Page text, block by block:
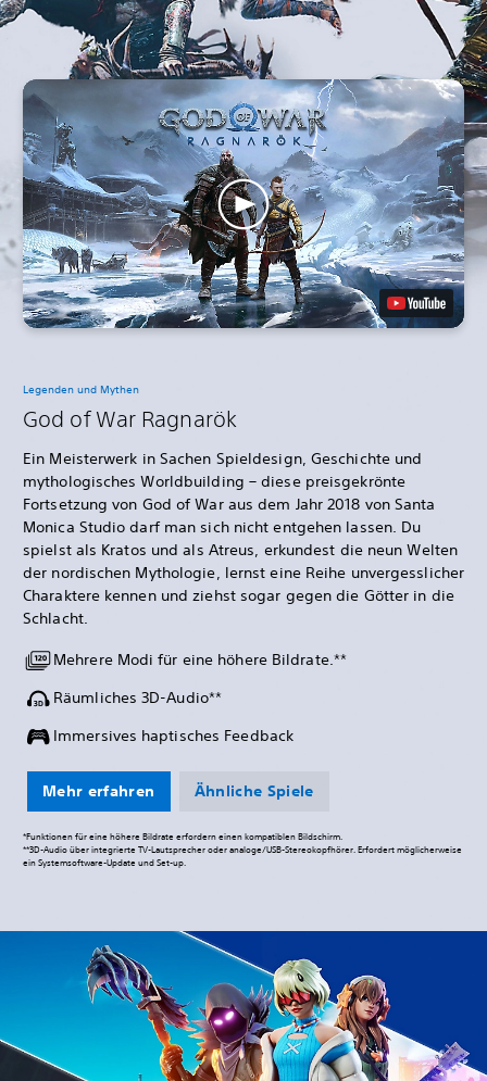
Legenden und Mythen
God of War Ragnarök
Ein Meisterwerk in Sachen Spieldesign, Geschichte und
mythologisches Worldbuilding – diese preisgekrönte
Fortsetzung von God of War aus dem Jahr 2018 von Santa
Monica Studio darf man sich nicht entgehen lassen. Du
spielst als Kratos und als Atreus, erkundest die neun Welten
der nordischen Mythologie, lernst eine Reihe unvergesslicher
Charaktere kennen und ziehst sogar gegen die Götter in die
Schlacht.
Mehrere Modi für eine höhere Bildrate.**
Räumliches 3D-Audio**
Immersives haptisches Feedback
Mehr erfahren Ähnliche Spiele
*Funktionen für eine höhere Bildrate erfordern einen kompatiblen Bildschirm.
**3D-Audio über integrierte TV-Lautsprecher oder analoge/USB-Stereokopfhörer. Erfordert möglicherweise
ein Systemsoftware-Update und Set-up.